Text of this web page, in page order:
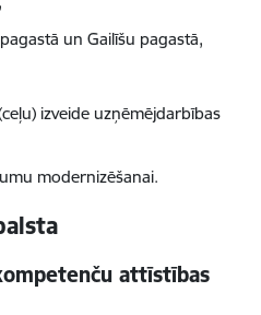
un Gailīšu pagastā,
izveide uzņēmējdarbības
modernizēšanai.
attīstības